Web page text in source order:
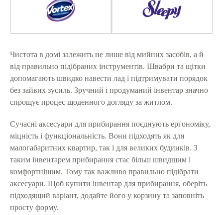
Чистота в домі залежить не лише від мийних засобів, а й
від правильно підібраних інструментів. Швабри та щітки
допомагають швидко навести лад і підтримувати порядок
без зайвих зусиль. Зручний і продуманий інвентар значно
спрощує процес щоденного догляду за житлом.
Сучасні аксесуари для прибирання поєднують ергономіку,
міцність і функціональність. Вони підходять як для
малогабаритних квартир, так і для великих будинків. З
таким інвентарем прибирання стає більш швидшим і
комфортнішим. Тому так важливо правильно підібрати
аксесуари. Щоб купити інвентар для прибирання, оберіть
підходящий варіант, додайте його у корзину та заповніть
просту форму.